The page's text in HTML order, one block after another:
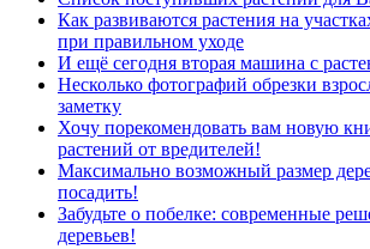
Как развиваются растения на
при правильном уходе
И ещё сегодня вторая машина с
Несколько фотографий обрезки
заметку
Хочу порекомендовать вам новую
растений от вредителей!
Максимально возможный размер
посадить!
Забудьте о побелке: современные
деревьев!